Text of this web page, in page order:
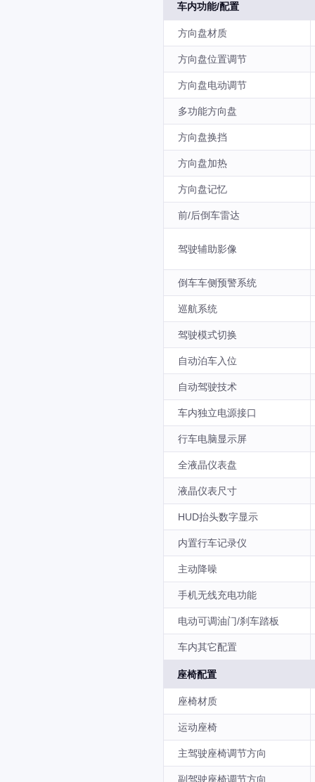
车内功能/配置
方向盘材质
方向盘位置调节
方向盘电动调节
多功能方向盘
方向盘换挡
方向盘加热
方向盘记忆
前/后倒车雷达
驾驶辅助影像
倒车车侧预警系统
巡航系统
驾驶模式切换
自动泊车入位
自动驾驶技术
车内独立电源接口
行车电脑显示屏
全液晶仪表盘
液晶仪表尺寸
HUD抬头数字显示
内置行车记录仪
主动降噪
手机无线充电功能
电动可调油门/刹车踏板
车内其它配置
座椅配置
座椅材质
运动座椅
主驾驶座椅调节方向
副驾驶座椅调节方向